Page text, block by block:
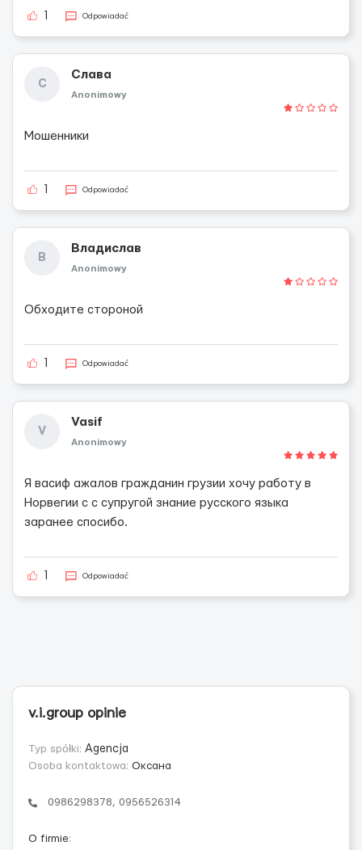
Odpowiadać
С
Слава
Anonimowy
Мошенники
Odpowiadać
В
Владислав
Anonimowy
Обходите стороной
Odpowiadać
V
Vasif
Anonimowy
Я васиф ажалов гражданин грузии хочу работу в
Норвегии с с супругой знание русского языка
заранее спосибо.
Odpowiadać
v.i.group opinie
Typ spółki: Agencja
Osoba kontaktowa: Оксана
0986298378, 0956526314
O firmie: